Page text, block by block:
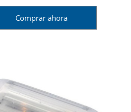
Comprar ahora